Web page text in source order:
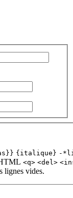
{italique} -
<q> <del>
lignes vides.